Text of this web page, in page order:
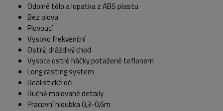
POPIS PRODUKTU
Odolné tělo a lopatka z ABS plastu
Bez olova
Plovoucí
Vysoko frekvenční
Ostrý, dráždivý chod
Vysoce ostré háčky potažené teflonem
Long casting system
Realistické oči
Ručně malované detaily
Pracovní hloubka 0,3-0,6m